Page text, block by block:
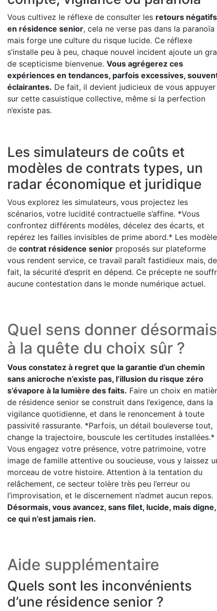
Vous cultivez le réflexe de consulter les retours négatifs
en résidence senior, cela ne verse pas dans la paranoïa
mais forge une culture du risque lucide. Ce réflexe
s’installe peu à peu, chaque nouvel incident ajoute un
de scepticisme bienvenue. Vous agrégerez ces
expériences en tendances, parfois excessives,
éclairantes. De fait, il devient judicieux de vous appuyer
sur cette casuistique collective, même si la perfection
n’existe pas.
Les simulateurs de coûts et
modèles de contrats types, un
radar économique et juridique
Vous explorez les simulateurs, vous projectez les
scénarios, votre lucidité contractuelle s’affine. *Vous
confrontez différents modèles, décelez des écarts, et
repérez les failles invisibles de prime abord.* Les
de contrat résidence senior proposés sur plateforme
vous rendent service, ce travail paraît fastidieux mais, de
fait, la sécurité d’esprit en dépend. Ce précepte ne
aucune contestation dans le monde numérique actuel.
Quel sens donner désormais
à la quête du choix sûr ?
Vous constatez à regret que la garantie d’un chemin
sans anicroche n’existe pas, l’illusion du risque zéro
s’évapore à la lumière des faits. Faire un choix en
de résidence senior se construit dans l’exigence, dans la
vigilance quotidienne, et dans le renoncement à toute
passivité rassurante. *Parfois, un détail bouleverse tout,
change la trajectoire, bouscule les certitudes installées.*
Vous engagez votre présence, votre patrimoine, votre
image de famille attentive ou soucieuse, vous y laissez
morceau de votre histoire. Attention à la tentation du
relâchement, ce secteur tolère très peu l’erreur ou
l’improvisation, et le discernement n’admet aucun repos.
Désormais, vous avancez, sans filet, lucide, mais digne,
ce qui n’est jamais rien.
Aide supplémentaire
Quels sont les inconvénients
d’une résidence senior ?